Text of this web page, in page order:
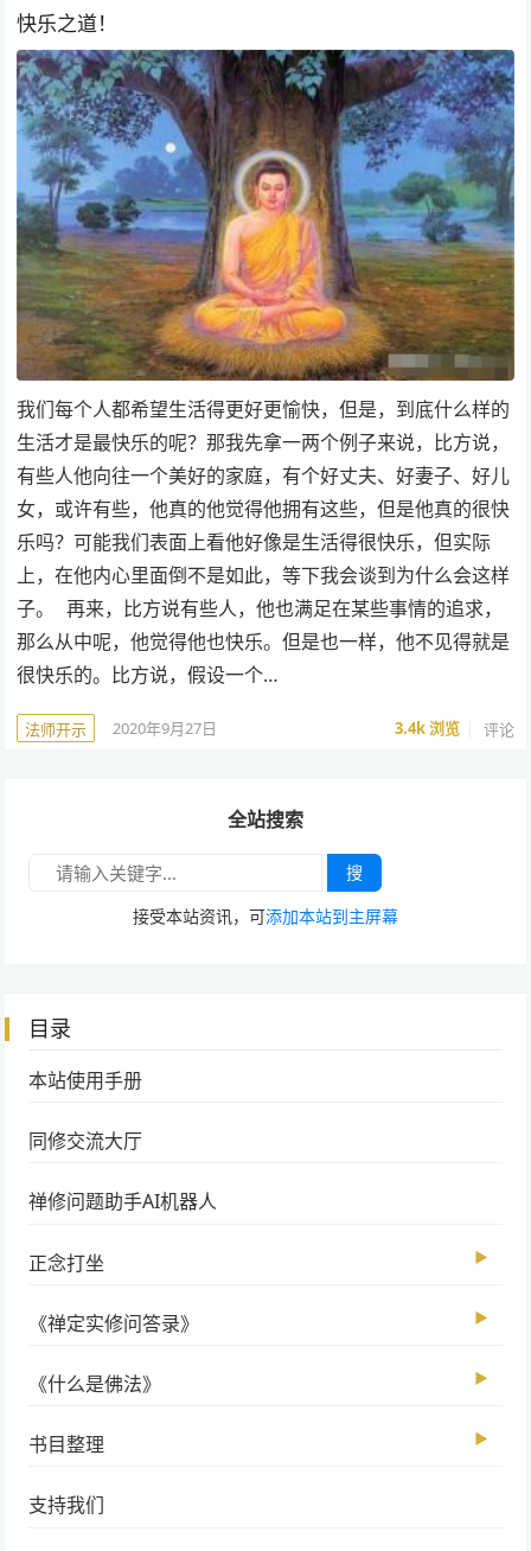
快乐之道！
我们每个人都希望生活得更好更愉快，但是，到底什么样的
生活才是最快乐的呢？那我先拿一两个例子来说，比方说，
有些人他向往一个美好的家庭，有个好丈夫、好妻子、好儿
女，或许有些，他真的他觉得他拥有这些，但是他真的很快
乐吗？可能我们表面上看他好像是生活得很快乐，但实际
上，在他内心里面倒不是如此，等下我会谈到为什么会这样
子。 再来，比方说有些人，他也满足在某些事情的追求，
那么从中呢，他觉得他也快乐。但是也一样，他不见得就是
很快乐的。比方说，假设一个…
法师开示 2020年9月27日 3.4k浏览 评论
全站搜索
搜
接受本站资讯，可添加本站到主屏幕
目录
本站使用手册
同修交流大厅
禅修问题助手AI机器人
正念打坐 ▶
《禅定实修问答录》 ▶
《什么是佛法》 ▶
书目整理 ▶
支持我们